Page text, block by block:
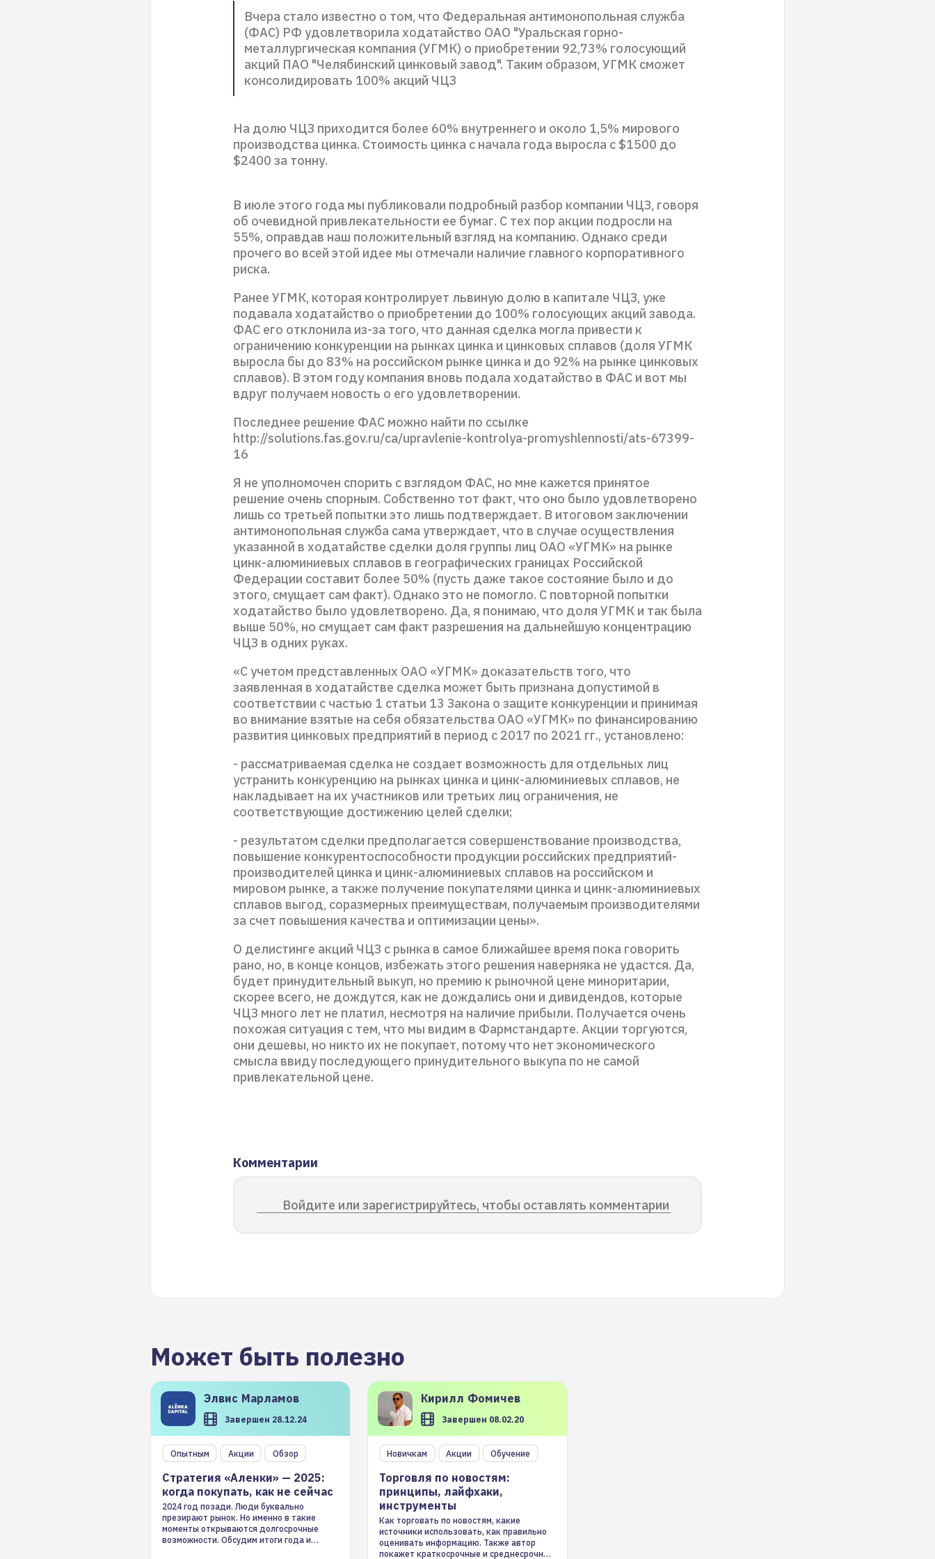
Вчера стало известно о том, что Федеральная антимонопольная служба
(ФАС) РФ удовлетворила ходатайство ОАО "Уральская горно-
металлургическая компания (УГМК) о приобретении 92,73% голосующий
акций ПАО "Челябинский цинковый завод". Таким образом, УГМК сможет
консолидировать 100% акций ЧЦЗ
На долю ЧЦЗ приходится более 60% внутреннего и около 1,5% мирового
производства цинка. Стоимость цинка с начала года выросла с $1500 до
$2400 за тонну.
В июле этого года мы публиковали подробный разбор компании ЧЦЗ, говоря
об очевидной привлекательности ее бумаг. С тех пор акции подросли на
55%, оправдав наш положительный взгляд на компанию. Однако среди
прочего во всей этой идее мы отмечали наличие главного корпоративного
риска.
Ранее УГМК, которая контролирует львиную долю в капитале ЧЦЗ, уже
подавала ходатайство о приобретении до 100% голосующих акций завода.
ФАС его отклонила из-за того, что данная сделка могла привести к
ограничению конкуренции на рынках цинка и цинковых сплавов (доля УГМК
выросла бы до 83% на российском рынке цинка и до 92% на рынке цинковых
сплавов). В этом году компания вновь подала ходатайство в ФАС и вот мы
вдруг получаем новость о его удовлетворении.
Последнее решение ФАС можно найти по ссылке
http://solutions.fas.gov.ru/ca/upravlenie-kontrolya-promyshlennosti/ats-67399-
16
Я не уполномочен спорить с взглядом ФАС, но мне кажется принятое
решение очень спорным. Собственно тот факт, что оно было удовлетворено
лишь со третьей попытки это лишь подтверждает. В итоговом заключении
антимонопольная служба сама утверждает, что в случае осуществления
указанной в ходатайстве сделки доля группы лиц ОАО «УГМК» на рынке
цинк-алюминиевых сплавов в географических границах Российской
Федерации составит более 50% (пусть даже такое состояние было и до
этого, смущает сам факт). Однако это не помогло. С повторной попытки
ходатайство было удовлетворено. Да, я понимаю, что доля УГМК и так была
выше 50%, но смущает сам факт разрешения на дальнейшую концентрацию
ЧЦЗ в одних руках.
«С учетом представленных ОАО «УГМК» доказательств того, что
заявленная в ходатайстве сделка может быть признана допустимой в
соответствии с частью 1 статьи 13 Закона о защите конкуренции и принимая
во внимание взятые на себя обязательства ОАО «УГМК» по финансированию
развития цинковых предприятий в период с 2017 по 2021 гг., установлено:
- рассматриваемая сделка не создает возможность для отдельных лиц
устранить конкуренцию на рынках цинка и цинк-алюминиевых сплавов, не
накладывает на их участников или третьих лиц ограничения, не
соответствующие достижению целей сделки;
- результатом сделки предполагается совершенствование производства,
повышение конкурентоспособности продукции российских предприятий-
производителей цинка и цинк-алюминиевых сплавов на российском и
мировом рынке, а также получение покупателями цинка и цинк-алюминиевых
сплавов выгод, соразмерных преимуществам, получаемым производителями
за счет повышения качества и оптимизации цены».
О делистинге акций ЧЦЗ с рынка в самое ближайшее время пока говорить
рано, но, в конце концов, избежать этого решения наверняка не удастся. Да,
будет принудительный выкуп, но премию к рыночной цене миноритарии,
скорее всего, не дождутся, как не дождались они и дивидендов, которые
ЧЦЗ много лет не платил, несмотря на наличие прибыли. Получается очень
похожая ситуация с тем, что мы видим в Фармстандарте. Акции торгуются,
они дешевы, но никто их не покупает, потому что нет экономического
смысла ввиду последующего принудительного выкупа по не самой
привлекательной цене.
Комментарии
Войдите или зарегистрируйтесь, чтобы оставлять комментарии
Может быть полезно
Элвис Марламов
Завершен 28.12.24
Опытным Акции Обзор
Стратегия «Аленки» — 2025:
когда покупать, как не сейчас
2024 год позади. Люди буквально
презирают рынок. Но именно в такие
моменты открываются долгосрочные
возможности. Обсудим итоги года и
Кирилл Фомичев
Завершен 08.02.20
Новичкам Акции Обучение
Торговля по новостям:
принципы, лайфхаки,
инструменты
Как торговать по новостям, какие
источники использовать, как правильно
оценивать информацию. Также автор
покажет краткосрочные и среднесрочные